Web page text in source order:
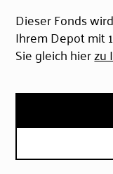
Dieser Fonds
Ihrem Depot mit
Sie gleich hierzu